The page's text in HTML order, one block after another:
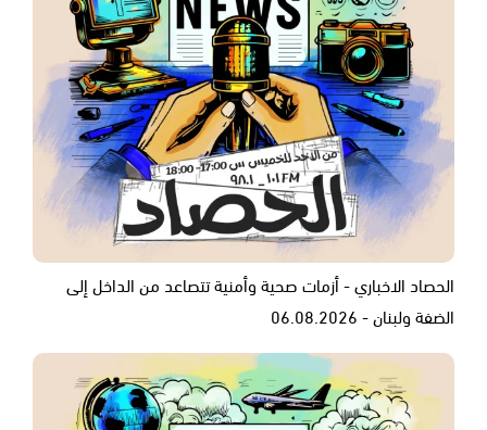
الحصاد الاخباري - أزمات صحية وأمنية تتصاعد من الداخل إلى
الضفة ولبنان - 06.08.2026